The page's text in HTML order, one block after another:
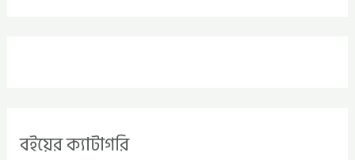
বইয়ের ক্যাটাগরি